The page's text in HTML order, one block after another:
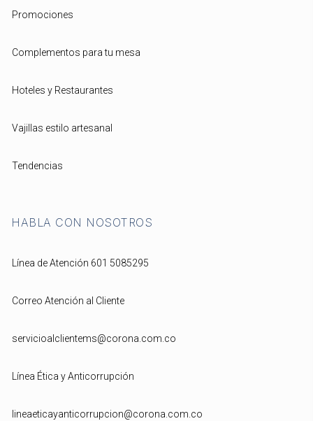
Promociones
Complementos para tu mesa
Hoteles y Restaurantes
Vajillas estilo artesanal
Tendencias
HABLA CON NOSOTROS
Línea de Atención 601 5085295
Correo Atención al Cliente
servicioalclientems@corona.com.co
Línea Ética y Anticorrupción
lineaeticayanticorrupcion@corona.com.co